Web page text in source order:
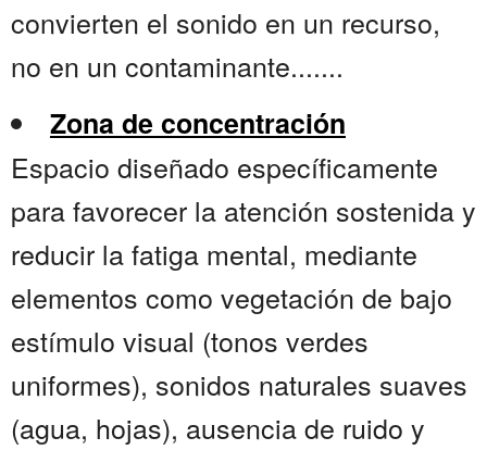
convierten el sonido en un recurso,
no en un contaminante.......
Zona de concentración
Espacio diseñado específicamente
para favorecer la atención sostenida y
reducir la fatiga mental, mediante
elementos como vegetación de bajo
estímulo visual (tonos verdes
uniformes), sonidos naturales suaves
(agua, hojas), ausencia de ruido y